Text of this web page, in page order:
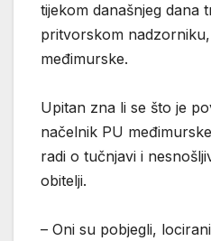
tijekom današnjeg dana
pritvorskom
međimurske.
Upitan zna li se što je
načelnik PU
radi o tučnjavi i
obitelji.
– Oni su pobjegli,